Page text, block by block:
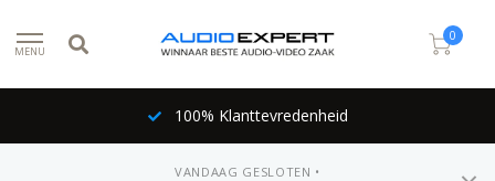
MENU
0
100% Klanttevredenheid
VANDAAG GESLOTEN •